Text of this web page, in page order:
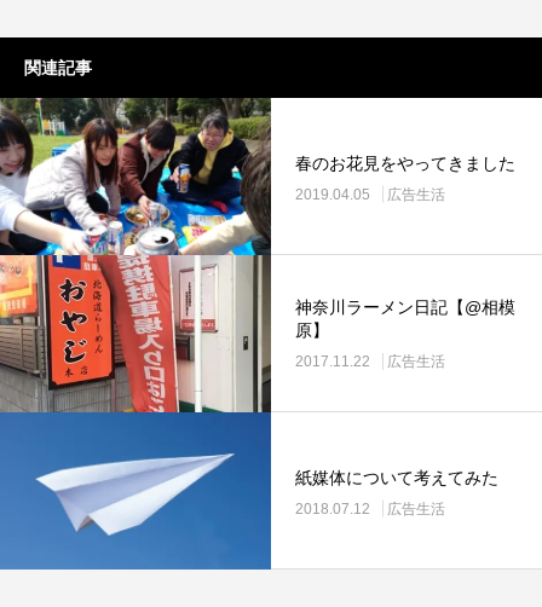
関連記事
春のお花見をやってきました
2019.04.05 広告生活
神奈川ラーメン日記【@相模
原】
2017.11.22 広告生活
紙媒体について考えてみた
2018.07.12 広告生活